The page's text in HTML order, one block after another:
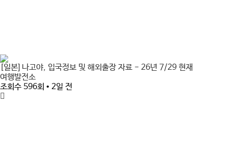
[일본] 나고야, 입국정보 및 해외출장 자료 - 26년 7/29 현재
여행발전소
조회수 596회 • 2일 전